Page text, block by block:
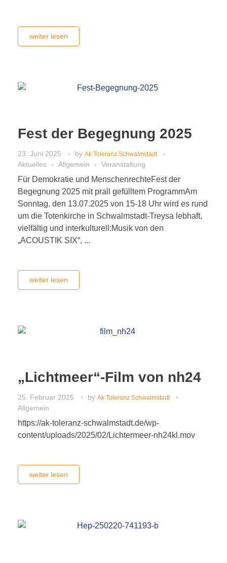
weiter lesen
Fest der Begegnung 2025
23. Juni 2025 by Ak Toleranz Schwalmstadt
Aktuelles Allgemein Veranstaltung
Für Demokratie und MenschenrechteFest der
Begegnung 2025 mit prall gefülltem ProgrammAm
Sonntag, den 13.07.2025 von 15-18 Uhr wird es rund
um die Totenkirche in Schwalmstadt-Treysa lebhaft,
vielfältig und interkulturell:Musik von den
„ACOUSTIK SIX“, ...
weiter lesen
„Lichtmeer“-Film von nh24
25. Februar 2025 by Ak Toleranz Schwalmstadt
Allgemein
https://ak-toleranz-schwalmstadt.de/wp-
content/uploads/2025/02/Lichtermeer-nh24kl.mov
weiter lesen